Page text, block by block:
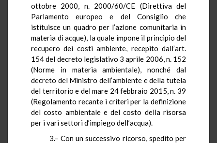
ottobre 2000, n. 2000/60/CE (Direttiva del
Parlamento europeo e del Consiglio che
istituisce un quadro per l’azione comunitaria in
materia di acque), la quale impone il principio del
recupero dei costi ambiente, recepito dall’art.
154 del decreto legislativo 3 aprile 2006, n. 152
(Norme in materia ambientale), nonché dal
decreto del Ministro dell’ambiente e della tutela
del territorio e del mare 24 febbraio 2015, n. 39
(Regolamento recante i criteri per la definizione
del costo ambientale e del costo della risorsa
per i vari settori d’impiego dell’acqua).
3.– Con un successivo ricorso, spedito per